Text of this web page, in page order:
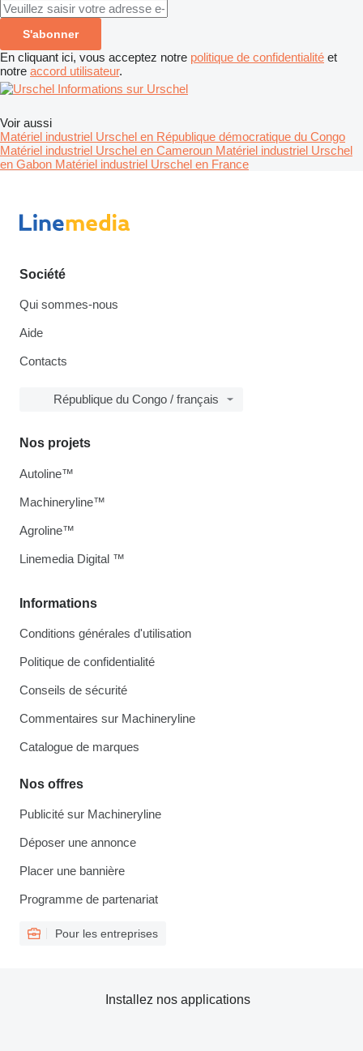
S'abonner
En cliquant ici, vous acceptez notre politique de confidentialité et
notre accord utilisateur.
Informations sur Urschel
Voir aussi
Matériel industriel Urschel en République démocratique du Congo
Matériel industriel Urschel en Cameroun Matériel industriel Urschel
en Gabon Matériel industriel Urschel en France
Société
Qui sommes-nous
Aide
Contacts
République du Congo / français
Informations
Conditions générales d'utilisation
Politique de confidentialité
Conseils de sécurité
Commentaires sur Machineryline
Catalogue de marques
Nos offres
Publicité sur Machineryline
Déposer une annonce
Placer une bannière
Programme de partenariat
Pour les entreprises
Nos projets
Autoline™
Machineryline™
Agroline™
Linemedia Digital ™
Installez nos applications